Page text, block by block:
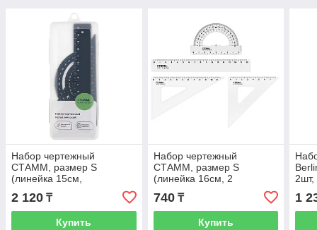
Набор чертежный
СТАММ, размер S
(линейка 15см,
треугольник,
транспортир),
металлический, черный, в
2 120 ₸
Купить
Набор чертежный
СТАММ, размер S
(линейка 16см, 2
треугольника,
транспортир),
прозрачный, бесцветный,
740₸
Купить
2шт,
1